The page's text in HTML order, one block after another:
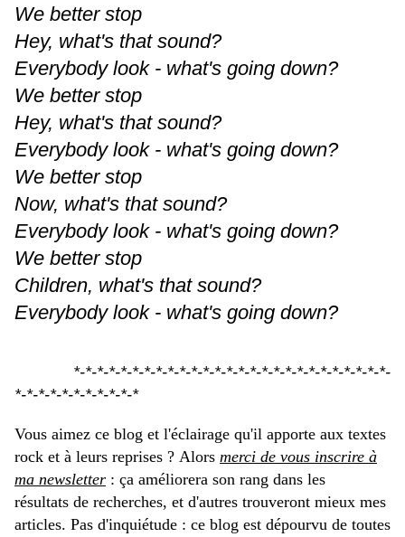
We better stop
Hey, what's that sound?
Everybody look - what's going down?
We better stop
Hey, what's that sound?
Everybody look - what's going down?
We better stop
Now, what's that sound?
Everybody look - what's going down?
We better stop
Children, what's that sound?
Everybody look - what's going down?
*-*-*-*-*-*-*-*-*-*-*-*-*-*-*-*-*-*-*-*-*-*-*-*-*-*-*-
*-*-*-*-*-*-*-*-*-*-*
Vous aimez ce blog et l'éclairage qu'il apporte aux textes
rock et à leurs reprises ? Alors merci de vous inscrire à
ma newsletter : ça améliorera son rang dans les
résultats de recherches, et d'autres trouveront mieux mes
articles. Pas d'inquiétude : ce blog est dépourvu de toutes